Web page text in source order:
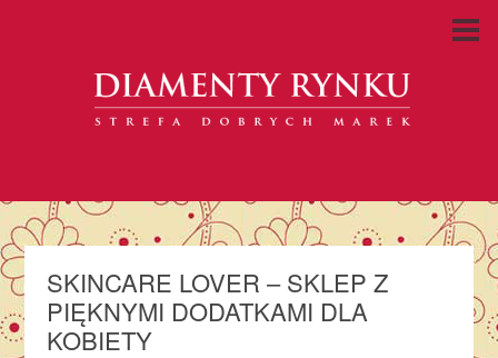
SKINCARE LOVER – SKLEP Z
PIĘKNYMI DODATKAMI DLA
KOBIETY